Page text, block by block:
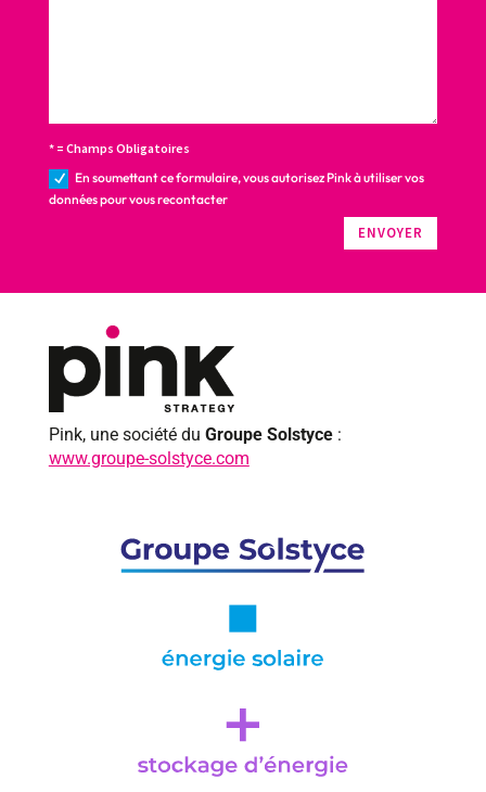
* = Champs Obligatoires
En soumettant ce formulaire, vous autorisez Pink à utiliser vos
données pour vous recontacter
ENVOYER
Pink, une société du Groupe Solstyce:
www.groupe-solstyce.com